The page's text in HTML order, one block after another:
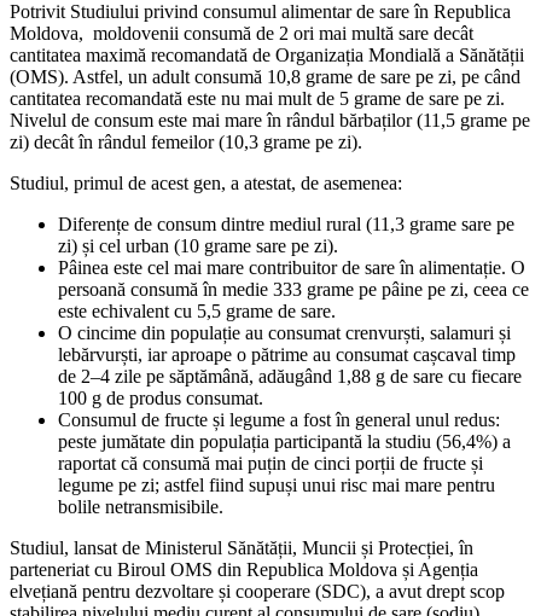
Potrivit Studiului privind consumul alimentar de sare în Republica
Moldova, moldovenii consumă de 2 ori mai multă sare decât
cantitatea maximă recomandată de Organizația Mondială a Sănătății
(OMS). Astfel, un adult consumă 10,8 grame de sare pe zi, pe când
cantitatea recomandată este nu mai mult de 5 grame de sare pe zi.
Nivelul de consum este mai mare în rândul bărbaților (11,5 grame pe
zi) decât în rândul femeilor (10,3 grame pe zi).
Studiul, primul de acest gen, a atestat, de asemenea:
Diferențe de consum dintre mediul rural (11,3 grame sare pe
zi) și cel urban (10 grame sare pe zi).
Pâinea este cel mai mare contribuitor de sare în alimentație. O
persoană consumă în medie 333 grame pe pâine pe zi, ceea ce
este echivalent cu 5,5 grame de sare.
O cincime din populație au consumat crenvurști, salamuri și
lebărvurști, iar aproape o pătrime au consumat cașcaval timp
de 2–4 zile pe săptămână, adăugând 1,88 g de sare cu fiecare
100 g de produs consumat.
Consumul de fructe și legume a fost în general unul redus:
peste jumătate din populația participantă la studiu (56,4%) a
raportat că consumă mai puțin de cinci porții de fructe și
legume pe zi; astfel fiind supuși unui risc mai mare pentru
bolile netransmisibile.
Studiul, lansat de Ministerul Sănătății, Muncii și Protecției, în
parteneriat cu Biroul OMS din Republica Moldova și Agenția
elvețiană pentru dezvoltare și cooperare (SDC), a avut drept scop